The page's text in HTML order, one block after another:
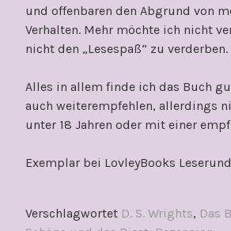
und offenbaren den Abgrund von
Verhalten. Mehr möchte ich nicht
nicht den „Lesespaß“ zu verderben.
Alles in allem finde ich das Buch
auch weiterempfehlen, allerdings
unter 18 Jahren oder mit einer
Exemplar bei LovleyBooks
Verschlagwortet D. S. Wrights, Das